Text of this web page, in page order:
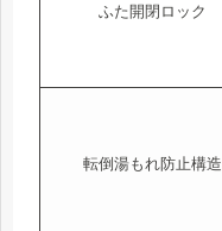
ふた開閉ロック
転倒湯もれ防止構造